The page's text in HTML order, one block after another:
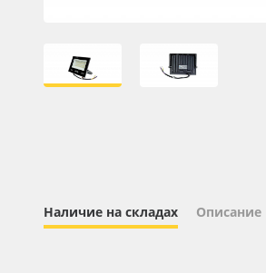
Сублимация и термотрансфер
Новинки ассортимента
Наличие на складах Описание